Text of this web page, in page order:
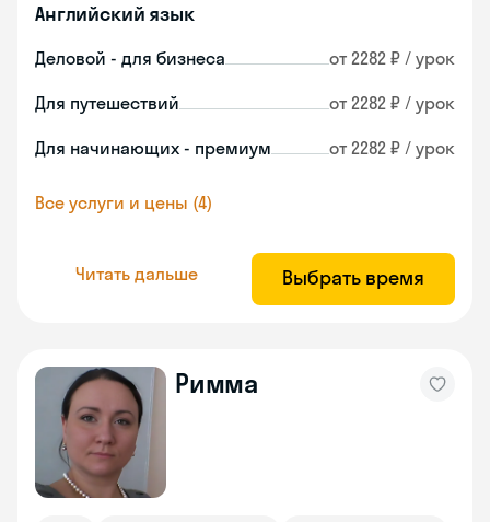
Английский язык
Деловой - для бизнеса от 2282 ₽ / урок
Для путешествий от 2282 ₽ / урок
Для начинающих - премиум от 2282 ₽ / урок
Все услуги и цены (4)
Читать дальше Выбрать время
Римма